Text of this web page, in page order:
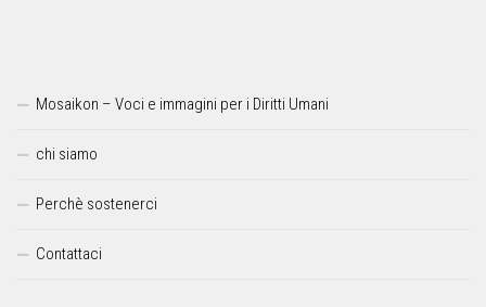
Mosaikon – Voci e immagini per i Diritti Umani
chi siamo
Perchè sostenerci
Contattaci